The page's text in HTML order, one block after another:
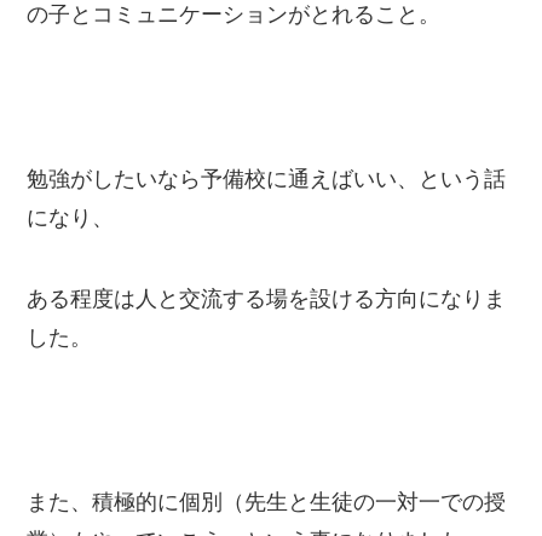
の子とコミュニケーションがとれること。
勉強がしたいなら予備校に通えばいい、という話
になり、
ある程度は人と交流する場を設ける方向になりま
した。
また、積極的に個別（先生と生徒の一対一での授